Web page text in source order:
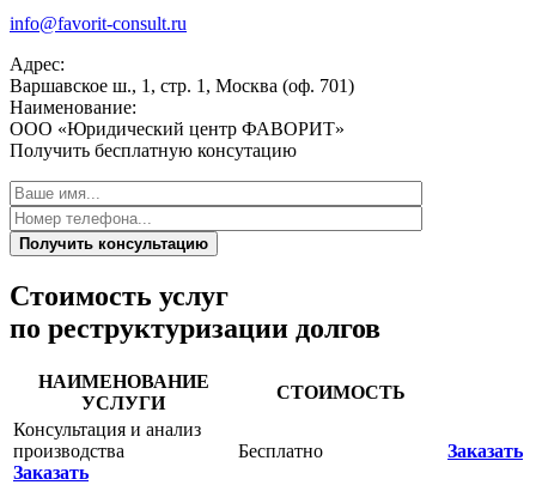
info@favorit-consult.ru
Адрес:
Варшавское ш., 1, стр. 1, Москва (оф. 701)
Наименование:
ООО «Юридический центр ФАВОРИТ»
Получить бесплатную консутацию
Получить консультацию
Стоимость услуг
по реструктуризации долгов
НАИМЕНОВАНИЕ
УСЛУГИ
СТОИМОСТЬ
Консультация и анализ
производства
Заказать
Бесплатно Заказать